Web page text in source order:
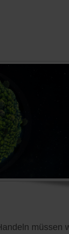
müssen